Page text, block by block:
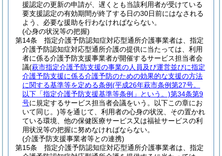
援認定の更新の申請が、遅くとも当該利用者が受けている
要支援認定の有効期間が終了する日の30日前にはなされる
よう、必要な援助を行わなければならない。
(心身の状況等の把握)
第14条
指定介護予防認知症対応型通所介護事業者は、指定
介護予防認知症対応型通所介護の提供に当たっては、利用
者に係る介護予防支援事業者が開催するサービス担当者会
議(萩市指定介護予防支援の事業の人員及び運営並びに指定
介護予防支援に係る介護予防のための効果的な支援の方法
に関する基準等を定める条例(平成26年萩市条例第27号。
以下「指定介護予防支援基準等条例」という。)第34条第9
号に規定するサービス担当者会議をいう。以下この章にお
いて同じ。)等を通じて、利用者の心身の状況、その置かれ
ている環境、他の保健医療サービス又は福祉サービスの利
用状況等の把握に努めなければならない。
(介護予防支援事業者等との連携)
第15条
指定介護予防認知症対応型通所介護事業者は、指定